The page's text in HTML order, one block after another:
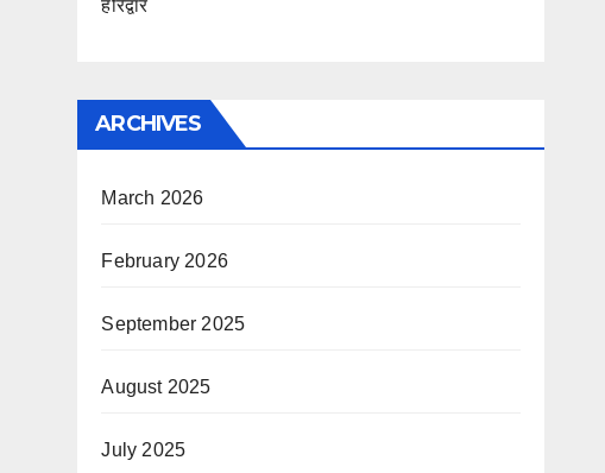
हरिद्वार
ARCHIVES
March 2026
February 2026
September 2025
August 2025
July 2025